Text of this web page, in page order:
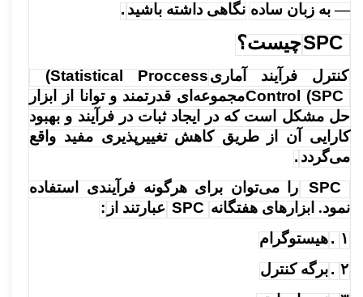
— به زبان ساده نگاهی داشته باشید .
SPCچیست؟
کنترل فرآیند آماری(Statistical Proccess
Control (SPCمجموعه‌ای قدرتمند و توانا از ابزار
حل مشکل است که در ایجاد ثبات در فرآیند و بهبود
کارایی آن از طریق کاهش تغییرپذیری مفید واقع
می‌گردد .
SPC
را می‌توان برای هرگونه فرآیندی استفاده
نمود. ابزارهای هفتگانه SPC عبارتند از :
۱ .هیستوگرام
۲ .برگه کنترل